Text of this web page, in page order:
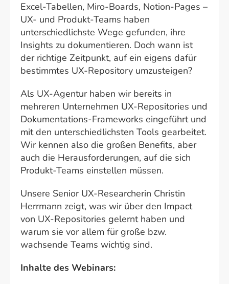
Excel-Tabellen, Miro-Boards, Notion-Pages –
UX- und Produkt-Teams haben
unterschiedlichste Wege gefunden, ihre
Insights zu dokumentieren. Doch wann ist
der richtige Zeitpunkt, auf ein eigens dafür
bestimmtes UX-Repository umzusteigen?
Als UX-Agentur haben wir bereits in
mehreren Unternehmen UX-Repositories und
Dokumentations-Frameworks eingeführt und
mit den unterschiedlichsten Tools gearbeitet.
Wir kennen also die großen Benefits, aber
auch die Herausforderungen, auf die sich
Produkt-Teams einstellen müssen.
Unsere Senior UX-Researcherin Christin
Herrmann zeigt, was wir über den Impact
von UX-Repositories gelernt haben und
warum sie vor allem für große bzw.
wachsende Teams wichtig sind.
Inhalte des Webinars: